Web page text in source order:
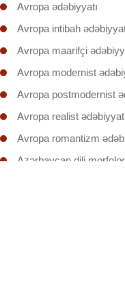
Avropa ədəbiyyatı
Avropa intibah
Avropa maarifçi
Avropa modernist
Avropa postmodernist
Avropa realist
Avropa romantizm
Azərbaycan dili